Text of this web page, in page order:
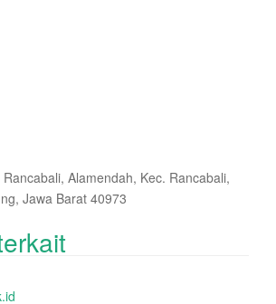
Alamendah, Kec. Rancabali,
Jawa Barat 40973